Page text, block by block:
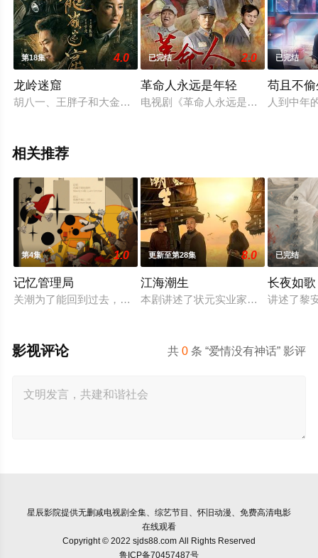
剧情网等平台了解。
第18集 4.0
龙岭迷窟
胡八一、王胖子和大金牙被村民编造的绣花鞋的故事所骗，前
已完结 2.0
革命人永远是年轻
电视剧《革命人永远是年轻》，由导
已完结
苟且不
人到中年
相关推荐
第4集 1.0
记忆管理局
关潮为了能回到过去，寻找着能启动时间枪的能源“灼石”，却
更新至第28集 8.0
江海潮生
本剧讲述了状元实业家张謇创办大生
已完结
长夜如歌
讲述了黎
共0 条 “爱情没有神话” 影评
影视评论
星辰影院提供无删减电视剧全集、综艺节目、怀旧动漫、免费高清电影
在线观看
Copyright © 2022 sjds88.com All Rights Reserved
鲁ICP备70457487号